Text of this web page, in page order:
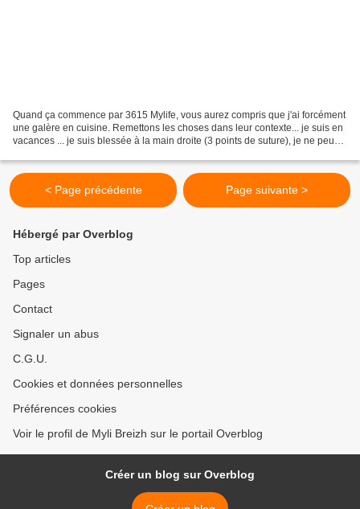
Quand ça commence par 3615 Mylife, vous aurez compris que j'ai forcément
une galère en cuisine. Remettons les choses dans leur contexte... je suis en
vacances ... je suis blessée à la main droite (3 points de suture), je ne peux
< Page précédente Page suivante >
Hébergé par Overblog
Top articles
Pages
Contact
Signaler un abus
C.G.U.
Cookies et données personnelles
Préférences cookies
Voir le profil de Myli Breizh sur le portail Overblog
Créer un blog sur Overblog